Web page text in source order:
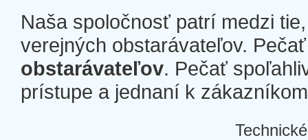
Naša spoločnosť patrí medzi
verejných obstarávateľov.
obstarávateľov. Pečať
prístupe a jednaní k